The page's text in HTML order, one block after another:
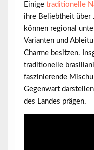
Einige traditionelle
ihre Beliebtheit über
können regional
Varianten und
Charme besitzen.
traditionelle
faszinierende
Gegenwart
des Landes prägen.